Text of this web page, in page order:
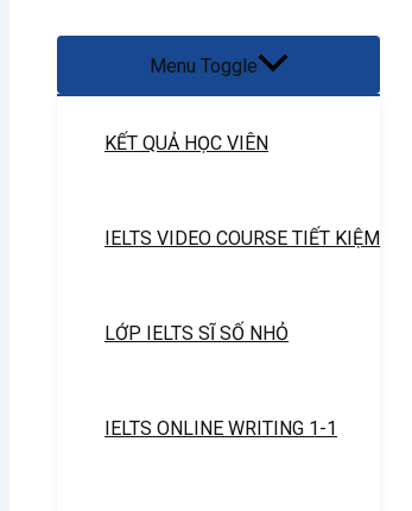
Menu Toggle
KẾT QUẢ HỌC VIÊN
IELTS VIDEO COURSE TIẾT KIỆM
LỚP IELTS SĨ SỐ NHỎ
IELTS ONLINE WRITING 1-1